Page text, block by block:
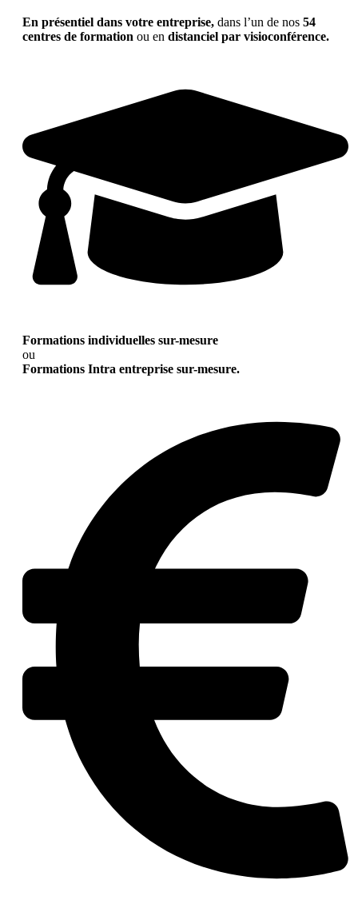
En présentiel dans votre entreprise, dans l’un de nos 54
centres de formation ou en distanciel par visioconférence.
Formations individuelles sur-mesure
ou
Formations Intra entreprise sur-mesure.